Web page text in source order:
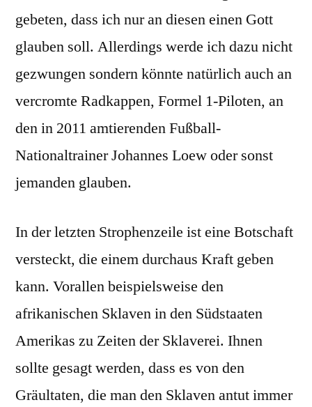
gebeten, dass ich nur an diesen einen Gott
glauben soll. Allerdings werde ich dazu nicht
gezwungen sondern könnte natürlich auch an
vercromte Radkappen, Formel 1-Piloten, an
den in 2011 amtierenden Fußball-
Nationaltrainer Johannes Loew oder sonst
jemanden glauben.
In der letzten Strophenzeile ist eine Botschaft
versteckt, die einem durchaus Kraft geben
kann. Vorallen beispielsweise den
afrikanischen Sklaven in den Südstaaten
Amerikas zu Zeiten der Sklaverei. Ihnen
sollte gesagt werden, dass es von den
Gräultaten, die man den Sklaven antut immer